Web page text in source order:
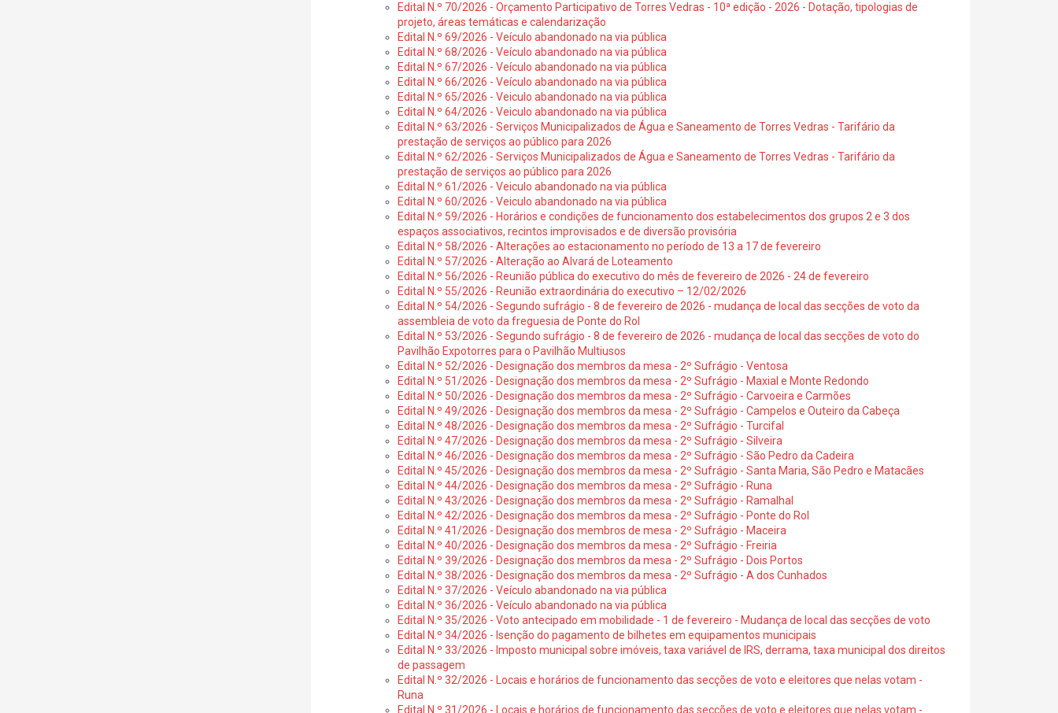
Edital N.º 70/2026 - Orçamento Participativo de Torres Vedras - 10ª edição - 2026 - Dotação, tipologias de
projeto, áreas temáticas e calendarização
Edital N.º 69/2026 - Veículo abandonado na via pública
Edital N.º 68/2026 - Veículo abandonado na via pública
Edital N.º 67/2026 - Veículo abandonado na via pública
Edital N.º 66/2026 - Veículo abandonado na via pública
Edital N.º 65/2026 - Veiculo abandonado na via pública
Edital N.º 64/2026 - Veiculo abandonado na via pública
Edital N.º 63/2026 - Serviços Municipalizados de Água e Saneamento de Torres Vedras - Tarifário da
prestação de serviços ao público para 2026
Edital N.º 62/2026 - Serviços Municipalizados de Água e Saneamento de Torres Vedras - Tarifário da
prestação de serviços ao público para 2026
Edital N.º 61/2026 - Veiculo abandonado na via pública
Edital N.º 60/2026 - Veiculo abandonado na via pública
Edital N.º 59/2026 - Horários e condições de funcionamento dos estabelecimentos dos grupos 2 e 3 dos
espaços associativos, recintos improvisados e de diversão provisória
Edital N.º 58/2026 - Alterações ao estacionamento no período de 13 a 17 de fevereiro
Edital N.º 57/2026 - Alteração ao Alvará de Loteamento
Edital N.º 56/2026 - Reunião pública do executivo do mês de fevereiro de 2026 - 24 de fevereiro
Edital N.º 55/2026 - Reunião extraordinária do executivo – 12/02/2026
Edital N.º 54/2026 - Segundo sufrágio - 8 de fevereiro de 2026 - mudança de local das secções de voto da
assembleia de voto da freguesia de Ponte do Rol
Edital N.º 53/2026 - Segundo sufrágio - 8 de fevereiro de 2026 - mudança de local das secções de voto do
Pavilhão Expotorres para o Pavilhão Multiusos
Edital N.º 52/2026 - Designação dos membros da mesa - 2º Sufrágio - Ventosa
Edital N.º 51/2026 - Designação dos membros da mesa - 2º Sufrágio - Maxial e Monte Redondo
Edital N.º 50/2026 - Designação dos membros da mesa - 2º Sufrágio - Carvoeira e Carmões
Edital N.º 49/2026 - Designação dos membros da mesa - 2º Sufrágio - Campelos e Outeiro da Cabeça
Edital N.º 48/2026 - Designação dos membros da mesa - 2º Sufrágio - Turcifal
Edital N.º 47/2026 - Designação dos membros da mesa - 2º Sufrágio - Silveira
Edital N.º 46/2026 - Designação dos membros da mesa - 2º Sufrágio - São Pedro da Cadeira
Edital N.º 45/2026 - Designação dos membros da mesa - 2º Sufrágio - Santa Maria, São Pedro e Matacães
Edital N.º 44/2026 - Designação dos membros da mesa - 2º Sufrágio - Runa
Edital N.º 43/2026 - Designação dos membros da mesa - 2º Sufrágio - Ramalhal
Edital N.º 42/2026 - Designação dos membros da mesa - 2º Sufrágio - Ponte do Rol
Edital N.º 41/2026 - Designação dos membros de mesa - 2º Sufrágio - Maceira
Edital N.º 40/2026 - Designação dos membros da mesa - 2º Sufrágio - Freiria
Edital N.º 39/2026 - Designação dos membros da mesa - 2º Sufrágio - Dois Portos
Edital N.º 38/2026 - Designação dos membros da mesa - 2º Sufrágio - A dos Cunhados
Edital N.º 37/2026 - Veículo abandonado na via pública
Edital N.º 36/2026 - Veículo abandonado na via pública
Edital N.º 35/2026 - Voto antecipado em mobilidade - 1 de fevereiro - Mudança de local das secções de voto
Edital N.º 34/2026 - Isenção do pagamento de bilhetes em equipamentos municipais
Edital N.º 33/2026 - Imposto municipal sobre imóveis, taxa variável de IRS, derrama, taxa municipal dos direitos
de passagem
Edital N.º 32/2026 - Locais e horários de funcionamento das secções de voto e eleitores que nelas votam -
Runa
Edital N.º 31/2026 - Locais e horários de funcionamento das secções de voto e eleitores que nelas votam -